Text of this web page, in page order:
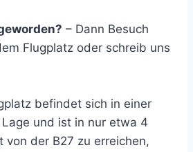
– Dann Besuch
Flugplatz oder schreib uns
befindet sich in einer
und ist in nur etwa 4
von der B27 zu erreichen,